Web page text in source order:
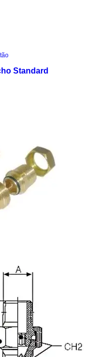
Standard